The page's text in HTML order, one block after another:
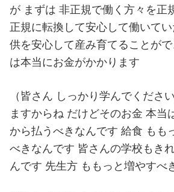
が まずは 非正規で働く方々を正
正規に転換して安心して働いて
供を安心して産み育てることが
は本当にお金がかかります
（皆さん しっかり学んでくださ
ますからね だけどそのお金 本当
から払うべきなんです 給食 もも
べきなんです 皆さんの学校もき
んです 先生方 ももっと増やすべ